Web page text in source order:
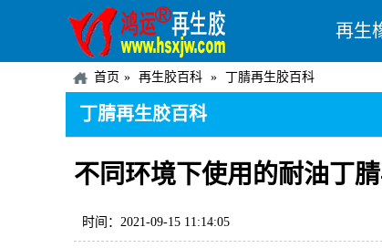
再生
首页 再生胶百科 丁腈再生胶百科
丁腈再生胶百科
不同环境下使用的耐油丁
时间：2021-09-15 11:14:05